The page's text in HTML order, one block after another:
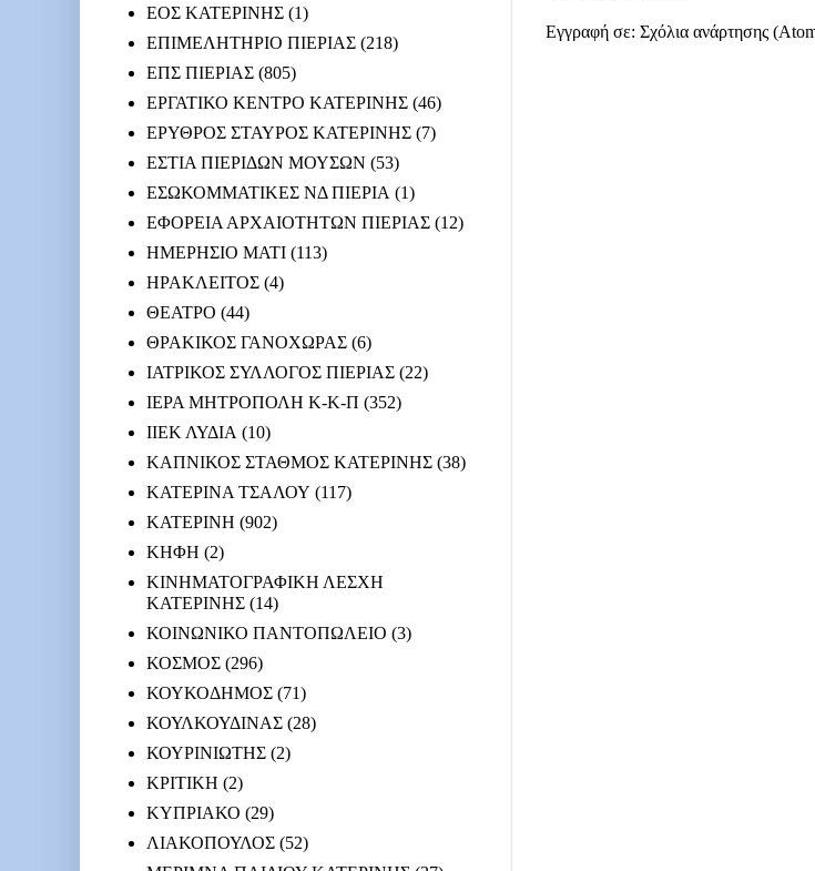
Εγγραφή σε: Σχόλια ανάρτησης
ΕΟΣ ΚΑΤΕΡΙΝΗΣ (1)
ΕΠΙΜΕΛΗΤΗΡΙΟ ΠΙΕΡΙΑΣ (218)
ΕΠΣ ΠΙΕΡΙΑΣ (805)
ΕΡΓΑΤΙΚΟ ΚΕΝΤΡΟ ΚΑΤΕΡΙΝΗΣ (46)
ΕΡΥΘΡΟΣ ΣΤΑΥΡΟΣ ΚΑΤΕΡΙΝΗΣ (7)
ΕΣΤΙΑ ΠΙΕΡΙΔΩΝ ΜΟΥΣΩΝ (53)
ΕΣΩΚΟΜΜΑΤΙΚΕΣ ΝΔ ΠΙΕΡΙΑ (1)
ΕΦΟΡΕΙΑ ΑΡΧΑΙΟΤΗΤΩΝ ΠΙΕΡΙΑΣ (12)
ΗΜΕΡΗΣΙΟ ΜΑΤΙ (113)
ΗΡΑΚΛΕΙΤΟΣ (4)
ΘΕΑΤΡΟ (44)
ΘΡΑΚΙΚΟΣ ΓΑΝΟΧΩΡΑΣ (6)
ΙΑΤΡΙΚΟΣ ΣΥΛΛΟΓΟΣ ΠΙΕΡΙΑΣ (22)
ΙΕΡΑ ΜΗΤΡΟΠΟΛΗ Κ-Κ-Π (352)
ΙΙΕΚ ΛΥΔΙΑ (10)
ΚΑΠΝΙΚΟΣ ΣΤΑΘΜΟΣ ΚΑΤΕΡΙΝΗΣ (38)
ΚΑΤΕΡΙΝΑ ΤΣΑΛΟΥ (117)
ΚΑΤΕΡΙΝΗ (902)
ΚΗΦΗ (2)
ΚΙΝΗΜΑΤΟΓΡΑΦΙΚΗ ΛΕΣΧΗ
ΚΑΤΕΡΙΝΗΣ (14)
ΚΟΙΝΩΝΙΚΟ ΠΑΝΤΟΠΩΛΕΙΟ (3)
ΚΟΣΜΟΣ (296)
ΚΟΥΚΟΔΗΜΟΣ (71)
ΚΟΥΛΚΟΥΔΙΝΑΣ (28)
ΚΟΥΡΙΝΙΩΤΗΣ (2)
ΚΡΙΤΙΚΗ (2)
ΚΥΠΡΙΑΚΟ (29)
ΛΙΑΚΟΠΟΥΛΟΣ (52)